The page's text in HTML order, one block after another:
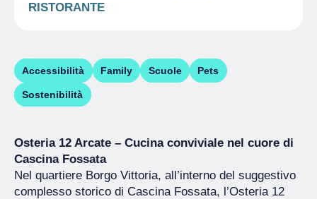
RISTORANTE
Accessibilità Family Scuole Pets
Sostenibilità
Osteria 12 Arcate – Cucina conviviale nel cuore di
Cascina Fossata
Nel quartiere Borgo Vittoria, all’interno del suggestivo
complesso storico di Cascina Fossata, l’Osteria 12